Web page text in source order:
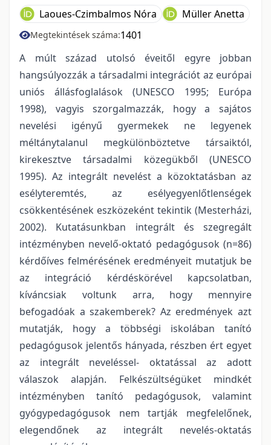
Laoues-Czimbalmos Nóra Müller Anetta
Megtekintések száma:1401
A múlt század utolsó éveitől egyre jobban
hangsúlyozzák a társadalmi integrációt az európai
uniós állásfoglalások (UNESCO 1995; Európa
1998), vagyis szorgalmazzák, hogy a sajátos
nevelési igényű gyermekek ne legyenek
méltánytalanul megkülönböztetve társaiktól,
kirekesztve társadalmi közegükből (UNESCO
1995). Az integrált nevelést a közoktatásban az
esélyteremtés, az esélyegyenlőtlenségek
csökkentésének eszközeként tekintik (Mesterházi,
2002). Kutatásunkban integrált és szegregált
intézményben nevelő-oktató pedagógusok (n=86)
kérdőíves felmérésének eredményeit mutatjuk be
az integráció kérdéskörével kapcsolatban,
kíváncsiak voltunk arra, hogy mennyire
befogadóak a szakemberek? Az eredmények azt
mutatják, hogy a többségi iskolában tanító
pedagógusok jelentős hányada, részben ért egyet
az integrált neveléssel- oktatással az adott
válaszok alapján. Felkészültségüket mindkét
intézményben tanító pedagógusok, valamint
gyógypedagógusok nem tartják megfelelőnek,
elegendőnek az integrált nevelés-oktatás